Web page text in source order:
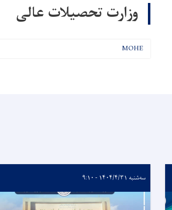
وزارت تحصیلات عالی
MOHE
سه‌شنبه ۱۴۰۴/۴/۳۱ - ۹:۱۰